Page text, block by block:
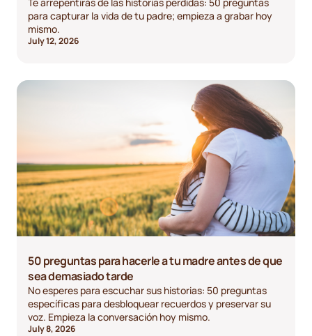
para capturar la vida de tu padre; empieza a grabar hoy
mismo.
July 12, 2026
50 preguntas para hacerle a tu madre antes de que
sea demasiado tarde
No esperes para escuchar sus historias: 50 preguntas
específicas para desbloquear recuerdos y preservar su
voz. Empieza la conversación hoy mismo.
July 8, 2026